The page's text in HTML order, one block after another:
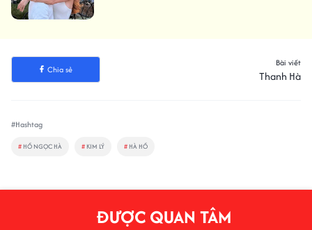
Chia sẻ
Bài viết
Thanh Hà
#Hashtag
# HỒ NGỌC HÀ # KIM LÝ # HÀ HỒ
ĐƯỢC QUAN TÂM